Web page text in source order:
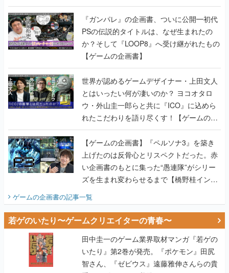
書】
『ガンパレ』の企画書、ついに公開━初代
PSの伝説的タイトルは、なぜ生まれたの
か？そして『LOOP8』へ受け継がれたもの
【ゲームの企画書】
世界が認めるゲームデザイナー・上田文人
とはいったい何が凄いのか？ ヨコオタロ
ウ・外山圭一郎らと共に『ICO』に込めら
れたこだわりを語り尽くす！【ゲームの企
画書】
【ゲームの企画書】『ペルソナ3』を築き
上げたのは反骨心とリスペクトだった。赤
い企画書のもとに集った“愚連隊”がシリー
ズを生まれ変わらせるまで【橋野桂インタ
ビュー】
ゲームの企画書の記事一覧
若ゲのいたり〜ゲームクリエイターの青春〜
田中圭一のゲーム業界取材マンガ『若ゲの
いたり』第2巻が発売。『ポケモン』田尻
智さん、『ゼビウス』遠藤雅伸さんらの貴